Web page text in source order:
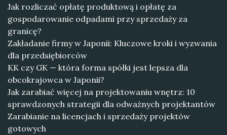
Jak rozliczać opłatę produktową i opłatę za
gospodarowanie odpadami przy sprzedaży za
granicę?
Zakładanie firmy w Japonii: Kluczowe kroki i wyzwania
dla przedsiębiorców
KK czy GK — która forma spółki jest lepsza dla
obcokrajowca w Japonii?
Jak zarabiać więcej na projektowaniu wnętrz: 10
sprawdzonych strategii dla odważnych projektantów
Zarabianie na licencjach i sprzedaży projektów
gotowych